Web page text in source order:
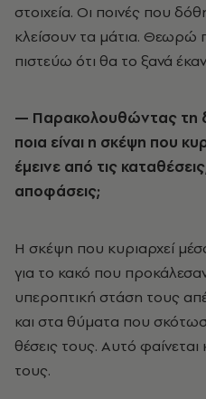
στοιχεία. Οι ποινές που
κλείσουν τα μάτια. Θεωρώ
πιστεύω ότι θα το ξανά
— Παρακολουθώντας τη
ποια είναι η σκέψη που
έμεινε από τις
αποφάσεις;
Η σκέψη που κυριαρχεί
για το κακό που
υπεροπτική στάση τους
και στα θύματα που
θέσεις τους. Αυτό φαίνεται
τους.